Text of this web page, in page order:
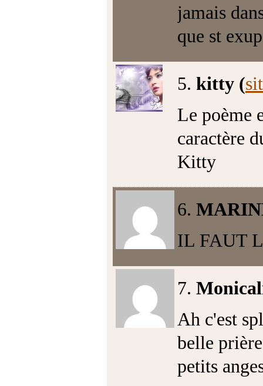
jamais
que st
5. kitty (
Le poème
caractère
Kitty
6.
IL FAUT
7.
Ah c'est
belle
petits